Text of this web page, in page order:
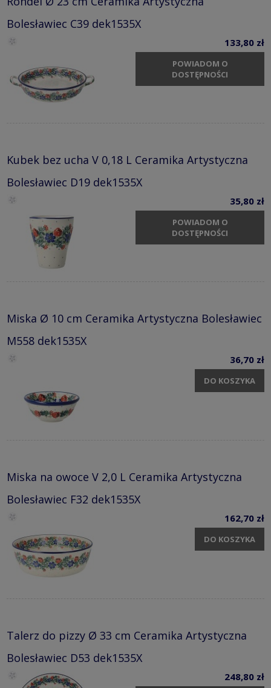
Bolesławiec C39 dek1535X
133,80 zł
POWIADOM O
DOSTĘPNOŚCI
Kubek bez ucha V 0,18 L Ceramika Artystyczna
Bolesławiec D19 dek1535X
35,80 zł
POWIADOM O
DOSTĘPNOŚCI
Miska Ø 10 cm Ceramika Artystyczna Bolesławiec
M558 dek1535X
36,70 zł
DO KOSZYKA
Miska na owoce V 2,0 L Ceramika Artystyczna
Bolesławiec F32 dek1535X
162,70 zł
DO KOSZYKA
Talerz do pizzy Ø 33 cm Ceramika Artystyczna
Bolesławiec D53 dek1535X
248,80 zł